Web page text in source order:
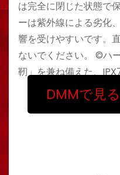
は完全に閉じた状態で
ーは紫外線による劣化
響を受けやすいです。
ないでください。 ©ハ
靭」を兼ね備えた、
DMMで見る